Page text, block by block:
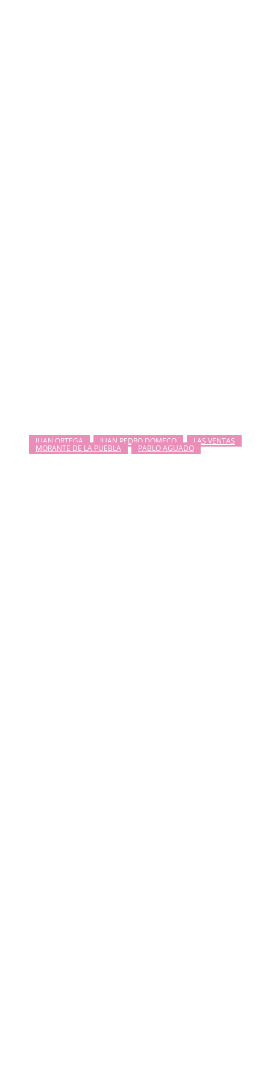
JUAN ORTEGA JUAN PEDRO DOMECQ LAS VENTAS
MORANTE DE LA PUEBLA PABLO AGUADO